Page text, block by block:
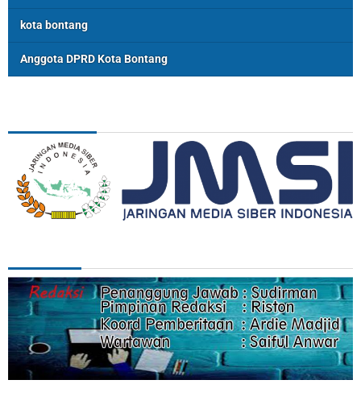
kota bontang
Anggota DPRD Kota Bontang